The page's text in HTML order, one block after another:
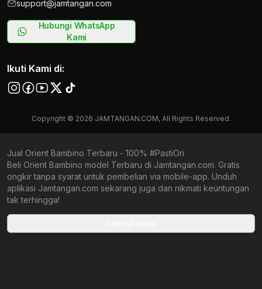
support@jamtangan.com
Hubungi WhatsApp
Kami
Ikuti Kami di:
Copyright © 2026 JAMTANGAN.COM, All Rights Reserved.
Jual Orient Bambino Terbaru - 100% #PastiOri
Beli Orient Bambino model Terbaru di Jamtangan.com. Gratis
ongkir tanpa syarat untuk pembelian via mobile-app. Unduh
aplikasi Jamtangan.com sekarang juga dan nikmati keuntungan
tak terhingga!
Orient Stretto 75th Anniversary